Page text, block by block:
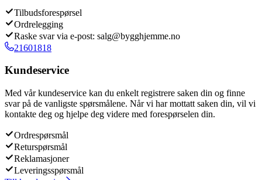
Tilbudsforespørsel
Ordrelegging
Raske svar via e-post: salg@bygghjemme.no
21601818
Kundeservice
Med vår kundeservice kan du enkelt registrere saken din og finne
svar på de vanligste spørsmålene. Når vi har mottatt saken din, vil vi
kontakte deg og hjelpe deg videre med forespørselen din.
Ordrespørsmål
Returspørsmål
Reklamasjoner
Leveringsspørsmål